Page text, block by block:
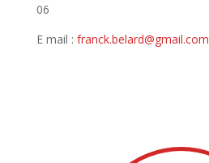
06
E mail : franck.belard@gmail.com